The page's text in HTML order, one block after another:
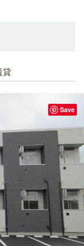
貸
Save